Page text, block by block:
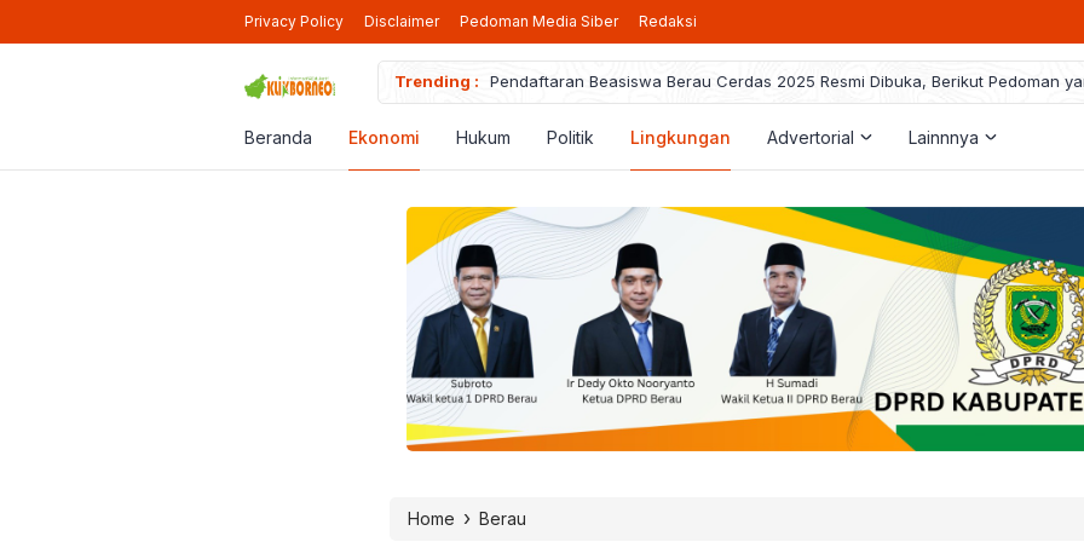
Privacy Policy Disclaimer Pedoman Media Siber Redaksi
Trending : Pendaftaran Beasiswa Berau Cerdas 2025 Resmi Dibuka, Berikut Pedoman
Beranda Ekonomi Hukum Politik Lingkungan Advertorial Lainnnya
Home › Berau